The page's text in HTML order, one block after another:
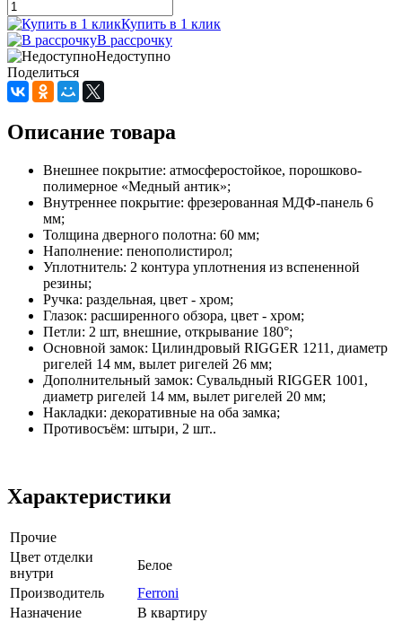
Купить в 1 клик
В рассрочку
Недоступно
Поделиться
Описание товара
Внешнее покрытие: атмосферостойкое, порошково-
полимерное «Медный антик»;
Внутреннее покрытие: фрезерованная МДФ-панель 6
мм;
Толщина дверного полотна: 60 мм;
Наполнение: пенополистирол;
Уплотнитель: 2 контура уплотнения из вспененной
резины;
Ручка: раздельная, цвет - хром;
Глазок: расширенного обзора, цвет - хром;
Петли: 2 шт, внешние, открывание 180°;
Основной замок: Цилиндровый RIGGER 1211, диаметр
ригелей 14 мм, вылет ригелей 26 мм;
Дополнительный замок: Сувальдный RIGGER 1001,
диаметр ригелей 14 мм, вылет ригелей 20 мм;
Накладки: декоративные на оба замка;
Противосъём: штыри, 2 шт..
Характеристики
Прочие
Цвет отделки
внутри
Белое
Производитель
Ferroni
Назначение
В квартиру